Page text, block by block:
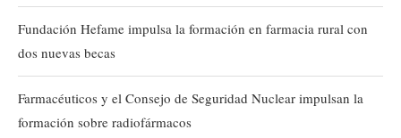
Fundación Hefame impulsa la formación en farmacia rural con
dos nuevas becas
Farmacéuticos y el Consejo de Seguridad Nuclear impulsan la
formación sobre radiofármacos